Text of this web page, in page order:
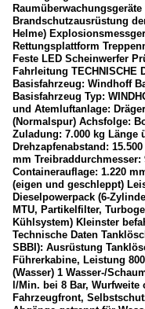
Brandschutzausrüstung
Helme)
Rettungsplattform
Feste LED Scheinwerfer
Fahrleitung TECHNISCHE
Basisfahrzeug: Windhoff
Basisfahrzeug Typ:
und Atemluftanlage:
(Normalspur) Achsfolge:
Zuladung: 7.000 kg Länge
Drehzapfenabstand:
mm Treibraddurchmesser:
Containerauflage: 1.220
(eigen und geschleppt)
Dieselpowerpack (6-
MTU, Partikelfilter,
Kühlsystem) Kleinster
Technische Daten
SBBI): Ausrüstung
Führerkabine, Leistung
(Wasser) 1 Wasser-/
l/Min. bei 8 Bar, Wurfweite
Fahrzeugfront,